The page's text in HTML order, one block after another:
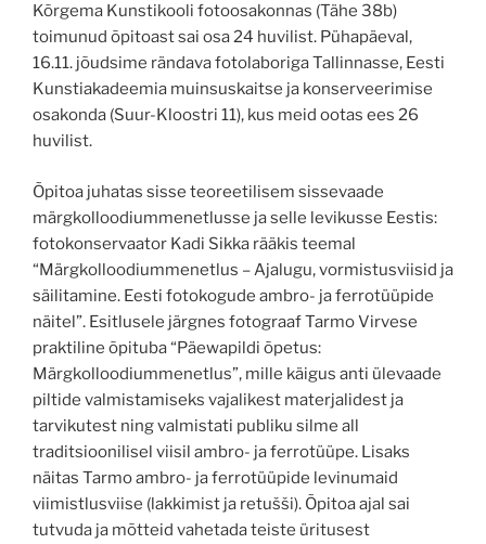
Kõrgema Kunstikooli fotoosakonnas (Tähe 38b)
toimunud õpitoast sai osa 24 huvilist. Pühapäeval,
16.11. jõudsime rändava fotolaboriga Tallinnasse, Eesti
Kunstiakadeemia muinsuskaitse ja konserveerimise
osakonda (Suur-Kloostri 11), kus meid ootas ees 26
huvilist.
Õpitoa juhatas sisse teoreetilisem sissevaade
märgkolloodiummenetlusse ja selle levikusse Eestis:
fotokonservaator Kadi Sikka rääkis teemal
“Märgkolloodiummenetlus – Ajalugu, vormistusviisid ja
säilitamine. Eesti fotokogude ambro- ja ferrotüüpide
näitel”. Esitlusele järgnes fotograaf Tarmo Virvese
praktiline õpituba “Päewapildi õpetus:
Märgkolloodiummenetlus”, mille käigus anti ülevaade
piltide valmistamiseks vajalikest materjalidest ja
tarvikutest ning valmistati publiku silme all
traditsioonilisel viisil ambro- ja ferrotüüpe. Lisaks
näitas Tarmo ambro- ja ferrotüüpide levinumaid
viimistlusviise (lakkimist ja retušši). Õpitoa ajal sai
tutvuda ja mõtteid vahetada teiste üritusest